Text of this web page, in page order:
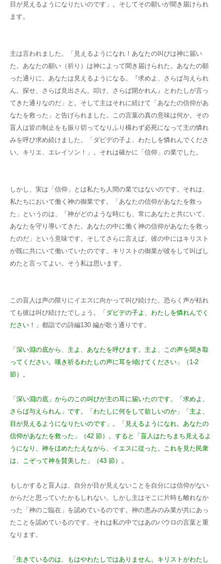
目が見えるようになりたいのです」。そしてその願いが聞き届けられ
ます。
主は言われました。「見えるようになれ！あなたの叫びは神に届い
た。あなたの願い（祈り）は神によって聞き届けられた。あなたの願
った通りに、あなたは見えるようになる。『求めよ、さらば与えられ
ん。探せ、さらば見出さん。叩け、さらば開かれん』とわたしが言っ
てきた通りなのだ」と。そして主はそれに続けて「あなたの信仰があ
なたを救った」と告げられました。この言葉の真の意味は何か。その
盲人は皆の制止をも振り切ってなりふり構わず必死になって主の憐れ
みを呼び求め続けました。「ダビデの子よ、わたしを憐れんでくださ
い。キリエ、エレイソン！」。それは確かに「信仰」の業でした。
しかし、実は「信仰」とは私たち人間の業ではないのです。それは、
私たちにおいて働く神の御業です。「あなたの信仰があなたを救っ
た」というのは、「神がどのような時にも、常にあなたと共にいて、
あなたを守り導いてきた。あなたの中に働く神の信仰があなたを救っ
たのだ」という意味です。そしてさらに言えば、彼の中にはキリスト
が既に共にいて働いていたのです。キリストの御業が彼をして叫ばし
めたと言ってよい。そう私は思います。
この盲人は声の限りにイエスに向かって叫び続けた。恐らく声が枯れ
ても彼は叫び続けたでしょう。
「ダビデの子よ、わたしを憐れんでく
ださい！」 都詣での詩編130 編が歌う通りです。
「深い淵の底から、主よ、あなたを呼びます。主よ、この声を聞き取
ってください。嘆き祈るわたしの声に耳を傾けてください」（1-2
節） 。
「深い淵の底」からのこの叫びが主の耳に届いたのです。「求めよ、
さらば与えられん」です。「わたしに何をして欲しいのか」「主よ、
目が見えるようになりたいのです」。「見えるようになれ。あなたの
信仰があなたを救った」（42 節）。すると「盲人はたちまち見えるよ
うになり、神をほめたたえながら、イエスに従った。これを見た民衆
は、こぞって神を賛美した」（43 節） 。
もしかすると盲人は、自分が目が見えないことを自分には信仰がない
からだと思っていたかもしれない。しかし主はそこに片時も離れなか
った「神のご臨在」を認めているのです。神の恵みのみ業が共にあっ
たことを認めているのです。それは私の中ではあのパウロの言葉と重
なります。
「生きているのは、もはやわたしではありません。キリストがわたし